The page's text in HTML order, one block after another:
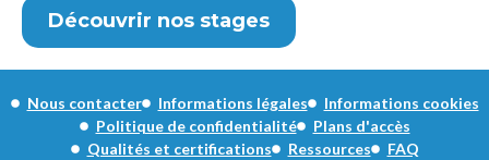
Découvrir nos stages
Nous contacter Informations légales
Informations cookies
Politique de confidentialité
Plans d'accès
Qualités et certifications
Ressources FAQ